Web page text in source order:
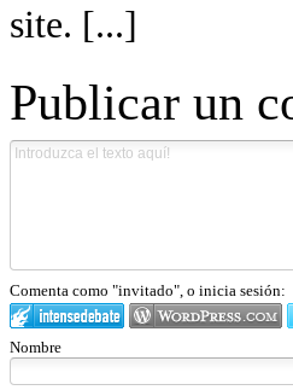
site. [...]
Publicar un
Comenta como "invitado", o inicia sesión:
Nombre